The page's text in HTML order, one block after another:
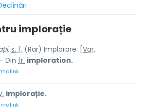
implorație
s. f. (Rar) Implorare. [ Var.:
– Din fr. imploration.
implorație.